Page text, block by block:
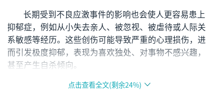
长期受到不良应激事件的影响也会使人更容易患上
抑郁症，例如从小失去亲人、被忽视、被虐待或人际关
系敏感等经历。这些创伤可能导致严重的心理损伤，进
而引发极度抑郁，表现为喜欢独处、对事物不感兴趣，
甚至产生自杀倾向。
此外，性格也是影响抑郁症的一个重要因素。具有
点击查看全文(剩余24%)